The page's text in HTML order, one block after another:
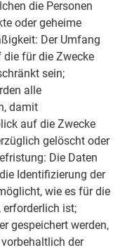
die Personen
oder geheime
Der Umfang
die für die Zwecke
sein;
alle
damit
auf die Zwecke
gelöscht oder
Die Daten
Identifizierung der
wie es für die
erforderlich ist;
gespeichert werden,
der